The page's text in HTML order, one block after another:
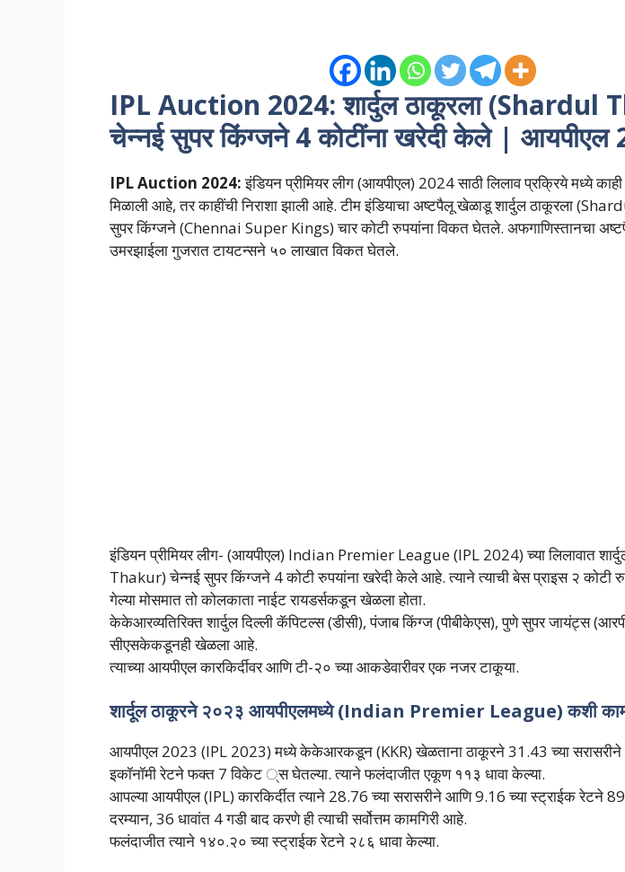
IPL Auction 2024: शार्दुल ठाकूरला (Shardul
चेन्नई सुपर किंग्जने 4 कोटींना खरेदी केले | आयपीएल
IPL Auction 2024:इंडियन प्रीमियर लीग (आयपीएल) 2024 साठी लिलाव प्रक्रिये मध्ये
मिळाली आहे, तर काहींची निराशा झाली आहे. टीम इंडियाचा अष्टपैलू खेळाडू शार्दुल ठाकूरला
सुपर किंग्जने (Chennai Super Kings) चार कोटी रुपयांना विकत घेतले. अफगाणिस्तानचा
उमरझाईला गुजरात टायटन्सने ५० लाखात विकत घेतले.
इंडियन प्रीमियर लीग- (आयपीएल) Indian Premier League (IPL 2024) च्या लिलावात
Thakur) चेन्नई सुपर किंग्जने 4 कोटी रुपयांना खरेदी केले आहे. त्याने त्याची बेस प्राइस २ कोटी
गेल्या मोसमात तो कोलकाता नाईट रायडर्सकडून खेळला होता.
केकेआरव्यतिरिक्त शार्दुल दिल्ली कॅपिटल्स (डीसी), पंजाब किंग्ज (पीबीकेएस), पुणे सुपर जायंट्स
सीएसकेकडूनही खेळला आहे.
त्याच्या आयपीएल कारकिर्दीवर आणि टी-२० च्या आकडेवारीवर एक नजर टाकूया.
शार्दूल ठाकूरने २०२३ आयपीएलमध्ये (Indian Premier League) कशी
आयपीएल 2023 (IPL 2023) मध्ये केकेआरकडून (KKR) खेळताना ठाकूरने 31.43 च्या
इकॉनॉमी रेटने फक्त 7 विकेट ्स घेतल्या. त्याने फलंदाजीत एकूण ११३ धावा केल्या.
आपल्या आयपीएल (IPL) कारकिर्दीत त्याने 28.76 च्या सरासरीने आणि 9.16 च्या स्ट्राईक रेटने
दरम्यान, 36 धावांत 4 गडी बाद करणे ही त्याची सर्वोत्तम कामगिरी आहे.
फलंदाजीत त्याने १४०.२० च्या स्ट्राईक रेटने २८६ धावा केल्या.